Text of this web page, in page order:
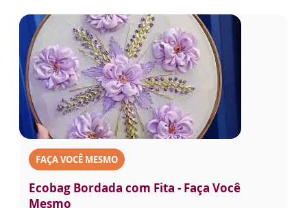
FAÇA VOCÊ MESMO
Ecobag Bordada com Fita - Faça Você
Mesmo